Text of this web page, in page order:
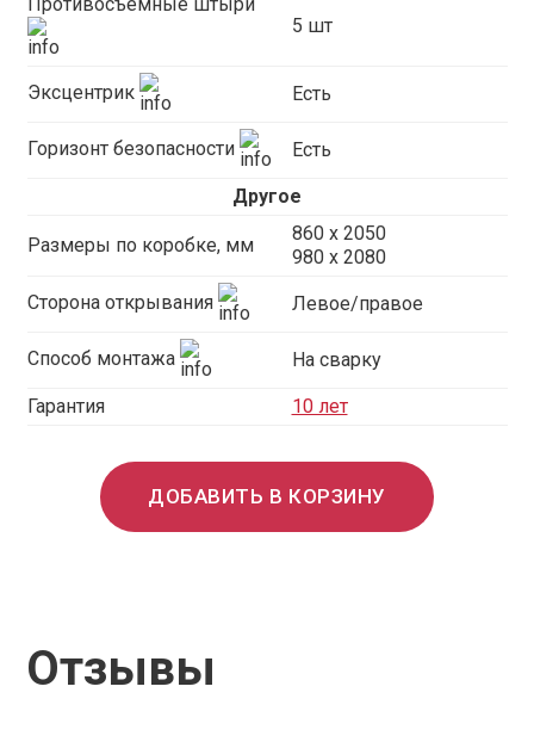
5 шт
Эксцентрик Есть
Горизонт безопасности Есть
Другое
Размеры по коробке, мм
860 х 2050
980 x 2080
Сторона открывания Левое/правое
Способ монтажа На сварку
Гарантия 10 лет
ДОБАВИТЬ В КОРЗИНУ
Отзывы